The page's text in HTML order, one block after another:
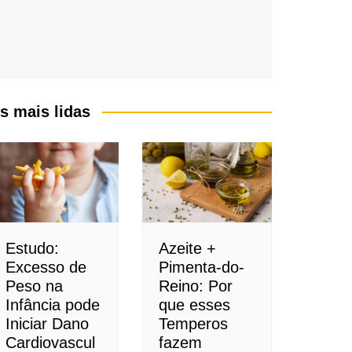
mais lidas
Estudo:
Excesso de
Peso na
Infância pode
Iniciar Dano
Cardiovascul
Azeite +
Pimenta-do-
Reino: Por
que esses
Temperos
fazem